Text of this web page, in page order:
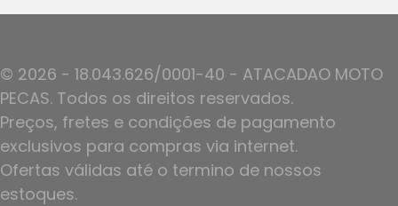
© 2026 - 18.043.626/0001-40 - ATACADAO MOTO
PECAS. Todos os direitos reservados.
Preços, fretes e condições de pagamento
exclusivos para compras via internet.
Ofertas válidas até o termino de nossos
estoques.